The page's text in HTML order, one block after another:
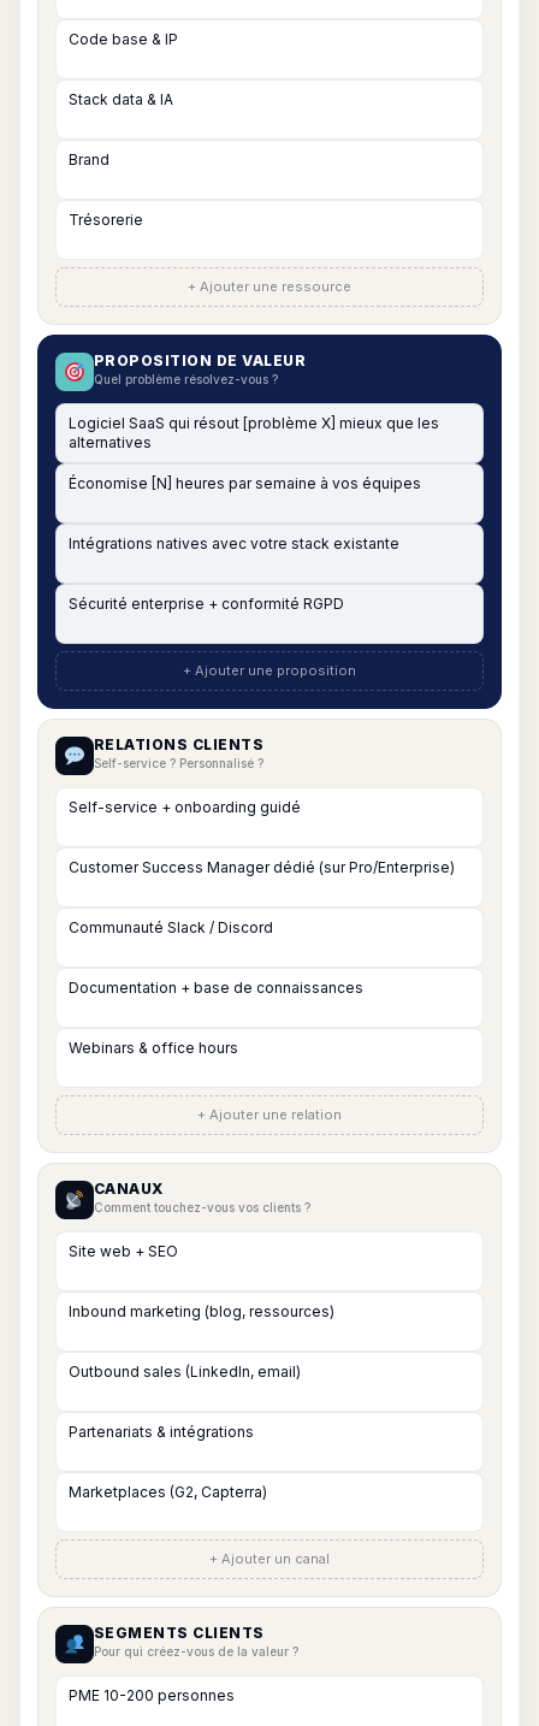
+ Ajouter une ressource
PROPOSITION DE VALEUR
Quel problème résolvez-vous ?
+ Ajouter une proposition
RELATIONS CLIENTS
Self-service ? Personnalisé ?
+ Ajouter une relation
CANAUX
Comment touchez-vous vos clients ?
+ Ajouter un canal
SEGMENTS CLIENTS
Pour qui créez-vous de la valeur ?